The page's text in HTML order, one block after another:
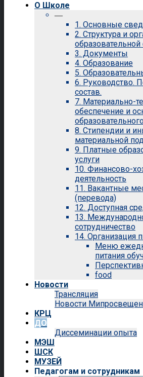
О Школе
—
1. Основные
2. Структура и
3. Документы
4. Образование
5.
6. Руководство.
состав.
7. Материально-
обеспечение и
8. Стипендии и
материальной
9. Платные
услуги
10. Финансово-
деятельность
11. Вакантные
(перевода)
12. Доступная
13.
сотрудничество
14. Организация
Меню
питания
food
Новости
Трансляция
Новости
КРЦ
ДО
Диссеминации опыта
МЭШ
ШСК
МУЗЕЙ
Педагогам и сотрудникам